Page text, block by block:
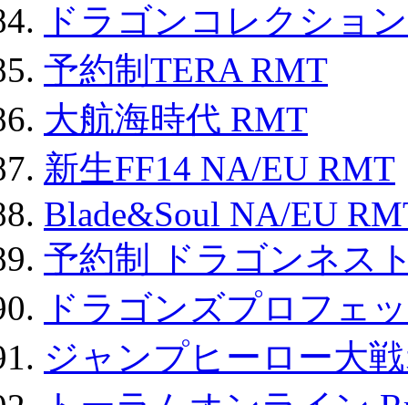
ドラゴンコレクショ
予約制TERA RMT
大航海時代 RMT
新生FF14 NA/EU RMT
Blade&Soul NA/EU
予約制 ドラゴンネス
ドラゴンズプロフェ
ジャンプヒーロー大